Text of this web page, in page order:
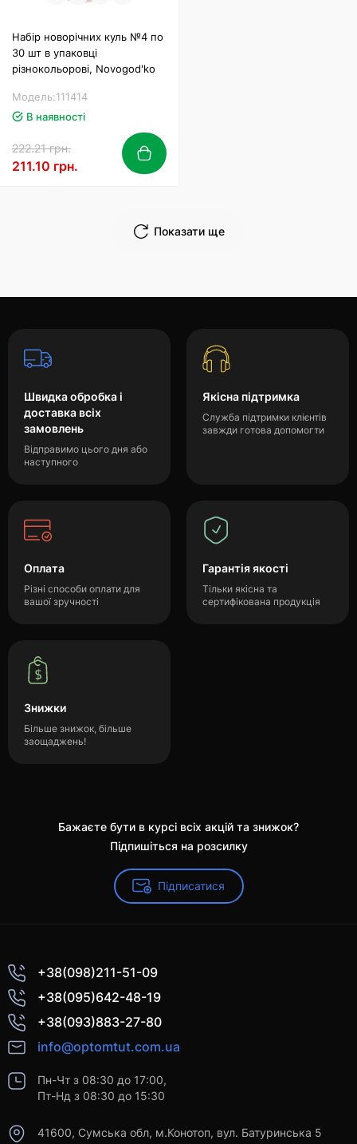
Набір новорічних куль №4 по
30 шт в упаковці
різнокольорові, Novogod'ko
Модель:111414
В наявності
222.21 грн.
211.10 грн.
Показати ще
Швидка обробка і
доставка всіх
замовлень
Відправимо цього дня або
наступного
Якісна підтримка
Служба підтримки клієнтів
завжди готова допомогти
Оплата
Різні способи оплати для
вашої зручності
Гарантія якості
Тільки якісна та
сертифікована продукція
Знижки
Більше знижок, більше
заощаджень!
Бажаєте бути в курсі всіх акцій та знижок?
Підпишіться на розсилку
Підписатися
+38(098)211-51-09
+38(095)642-48-19
+38(093)883-27-80
info@optomtut.com.ua
Пн-Чт з 08:30 до 17:00,
Пт-Нд з 08:30 до 15:30
41600, Сумська обл, м.Конотоп, вул. Батуринська 5